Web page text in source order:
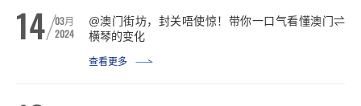
14 03月
2024
@澳门街坊，封关唔使惊！带你一口气看懂澳门⇌
横琴的变化
查看更多